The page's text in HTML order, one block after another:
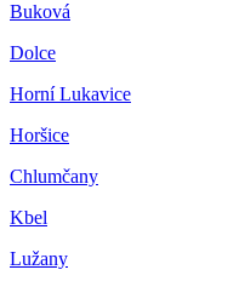
Buková
Dolce
Horní Lukavice
Horšice
Chlumčany
Kbel
Lužany